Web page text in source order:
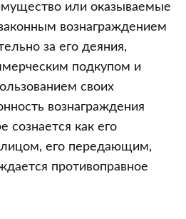
или оказываемые
вознаграждением
за его деяния,
подкупом и
своих
вознаграждения
сознается как его
лицом, его передающим,
противоправное